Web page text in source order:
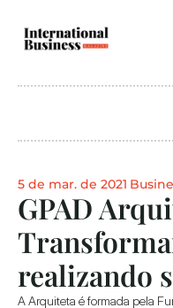
5 de mar. de 2021
GPAD
realizando
A Arquiteta é formada pela